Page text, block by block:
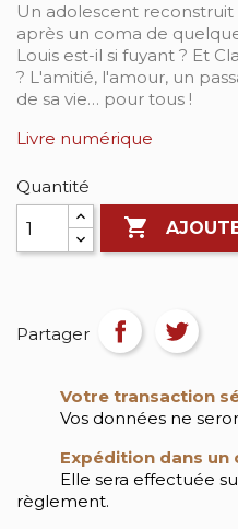
Un adolescent
après un coma de
Louis est-il si fuyant ? Et
? L'amitié, l'amour, un
de sa vie… pour tous !
Livre numérique
Quantité

Partager
Votre transaction
Vos données ne
Expédition dans un
Elle sera effectuée
règlement.